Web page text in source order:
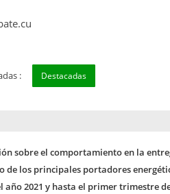
: Destacadas
sobre el comportamiento en la
de los principales portadores
año 2021 y hasta el primer trimestre